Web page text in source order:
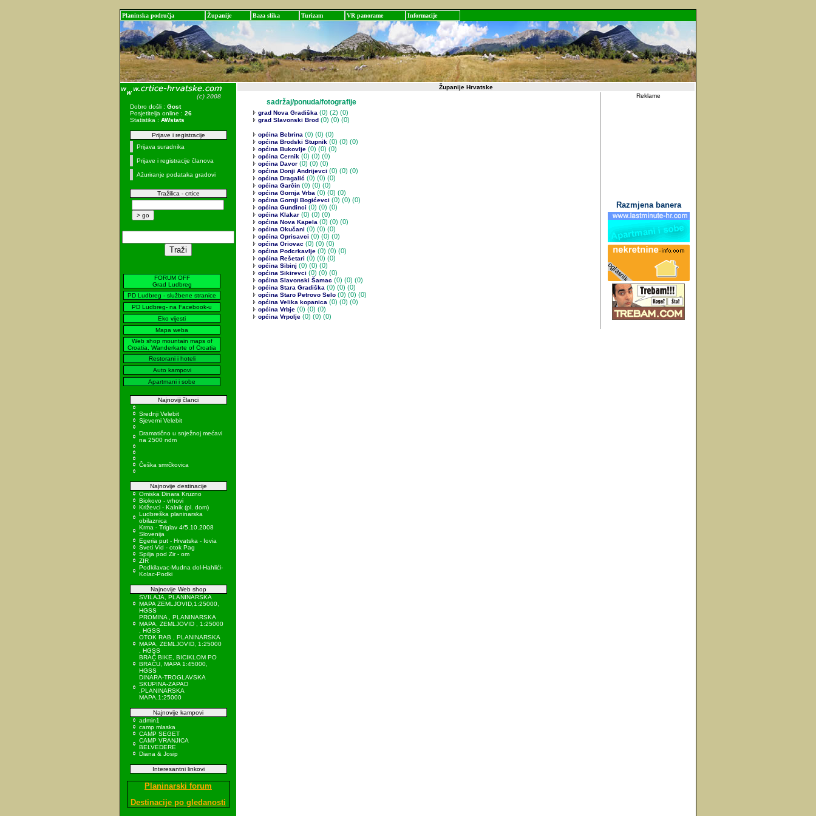
Planinska područja Županije Baza slika Turizam VR panorame Informacije
Dobro došli : Gost
Posjetitelja online : 26
Statistika : AWstats
Prijave i registracije
Prijava suradnika
Prijave i registracije članova
Ažuriranje podataka gradovi
Tražilica - crtice
FORUM OFF
Grad Ludbreg
PD Ludbreg - službene stranice
PD Ludbreg- na Facebook-u
Eko vijesti
Mapa weba
Web shop mountain maps of
Croatia, Wanderkarte of Croatia
Restorani i hoteli
Auto kampovi
Apartmani i sobe
Najnoviji članci
Srednji Velebit
Sjeverni Velebit
Dramatično u snježnoj mećavi
na 2500 ndm
Češka smrčkovica
Najnovije destinacije
Omiska Dinara Kruzno
Biokovo - vrhovi
Križevci - Kalnik (pl. dom)
Ludbreška planinarska
obilaznica
Krma - Triglav 4/5.10.2008
Slovenija
Egeria put - Hrvatska - Iovia
Sveti Vid - otok Pag
Spilja pod Zir - om
ZIR
Podkilavac-Mudna dol-Hahlići-
Kolac-Podki
Najnovije Web shop
SVILAJA, PLANINARSKA
MAPA ZEMLJOVID,1:25000,
HGSS
PROMINA , PLANINARSKA
MAPA, ZEMLJOVID , 1:25000
, HGSS
OTOK RAB , PLANINARSKA
MAPA, ZEMLJOVID, 1:25000
, HGSS
BRAČ BIKE, BICIKLOM PO
BRAČU, MAPA 1:45000,
HGSS
DINARA-TROGLAVSKA
SKUPINA-ZAPAD
,PLANINARSKA
MAPA,1:25000
Najnovije kampovi
admin1
camp mlaska
CAMP SEGET
CAMP VRANJICA
BELVEDERE
Diana & Josip
Interesantni linkovi
Planinarski forum
Destinacije po gledanosti
Županije Hrvatske
sadržaj/ponuda/fotografije
grad Nova Gradiška (0) (2) (0)
grad Slavonski Brod (0) (0) (0)
općina Bebrina (0) (0) (0)
općina Brodski Stupnik (0) (0) (0)
općina Bukovlje (0) (0) (0)
općina Cernik (0) (0) (0)
općina Davor (0) (0) (0)
općina Donji Andrijevci (0) (0) (0)
općina Dragalić (0) (0) (0)
općina Garčin (0) (0) (0)
općina Gornja Vrba (0) (0) (0)
općina Gornji Bogićevci (0) (0) (0)
općina Gundinci (0) (0) (0)
općina Klakar (0) (0) (0)
općina Nova Kapela (0) (0) (0)
općina Okučani (0) (0) (0)
općina Oprisavci (0) (0) (0)
općina Oriovac (0) (0) (0)
općina Podcrkavlje (0) (0) (0)
općina Rešetari (0) (0) (0)
općina Sibinj (0) (0) (0)
općina Sikirevci (0) (0) (0)
općina Slavonski Šamac (0) (0) (0)
općina Stara Gradiška (0) (0) (0)
općina Staro Petrovo Selo (0) (0) (0)
općina Velika kopanica (0) (0) (0)
općina Vrbje (0) (0) (0)
općina Vrpolje (0) (0) (0)
Reklame
Razmjena banera